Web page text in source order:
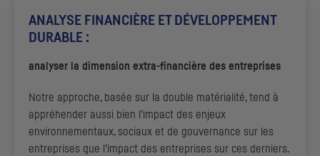
ANALYSE FINANCIÈRE ET DÉVELOPPEMENT
DURABLE :
analyser la dimension extra-financière des entreprises
Notre approche, basée sur la double matérialité, tend à
appréhender aussi bien l’impact des enjeux
environnementaux, sociaux et de gouvernance sur les
entreprises que l’impact des entreprises sur ces derniers.